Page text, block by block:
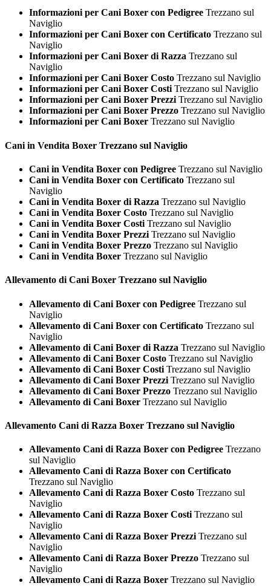
Informazioni per Cani Boxer con Pedigree Trezzano sul
Naviglio
Informazioni per Cani Boxer con Certificato Trezzano sul
Naviglio
Informazioni per Cani Boxer di Razza Trezzano sul
Naviglio
Informazioni per Cani Boxer Costo Trezzano sul Naviglio
Informazioni per Cani Boxer CostiTrezzano sul Naviglio
Informazioni per Cani Boxer PrezziTrezzano sul Naviglio
Informazioni per Cani Boxer Prezzo Trezzano sul Naviglio
Informazioni per Cani Boxer Trezzano sul Naviglio
Cani in Vendita Boxer Trezzano sul Naviglio
Cani in Vendita Boxer con Pedigree Trezzano sul Naviglio
Cani in Vendita Boxer con Certificato Trezzano sul
Naviglio
Cani in Vendita Boxer di Razza Trezzano sul Naviglio
Cani in Vendita Boxer Costo Trezzano sul Naviglio
Cani in Vendita Boxer Costi Trezzano sul Naviglio
Cani in Vendita Boxer Prezzi Trezzano sul Naviglio
Cani in Vendita Boxer Prezzo Trezzano sul Naviglio
Cani in Vendita Boxer Trezzano sul Naviglio
Allevamento di Cani Boxer Trezzano sul Naviglio
Allevamento di Cani Boxer con Pedigree Trezzano sul
Naviglio
Allevamento di Cani Boxer con Certificato Trezzano sul
Naviglio
Allevamento di Cani Boxer di Razza Trezzano sul Naviglio
Allevamento di Cani Boxer Costo Trezzano sul Naviglio
Allevamento di Cani Boxer Costi Trezzano sul Naviglio
Allevamento di Cani Boxer Prezzi Trezzano sul Naviglio
Allevamento di Cani Boxer Prezzo Trezzano sul Naviglio
Allevamento di Cani Boxer Trezzano sul Naviglio
Allevamento Cani di Razza Boxer Trezzano sul Naviglio
Allevamento Cani di Razza Boxer con Pedigree Trezzano
sul Naviglio
Allevamento Cani di Razza Boxer con Certificato
Trezzano sul Naviglio
Allevamento Cani di Razza Boxer Costo Trezzano sul
Naviglio
Allevamento Cani di Razza Boxer Costi Trezzano sul
Naviglio
Allevamento Cani di Razza Boxer Prezzi Trezzano sul
Naviglio
Allevamento Cani di Razza Boxer Prezzo Trezzano sul
Naviglio
Allevamento Cani di Razza Boxer Trezzano sul Naviglio